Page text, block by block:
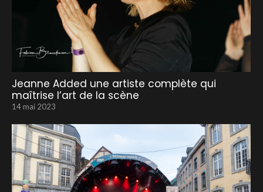
Jeanne Added une artiste complète qui
maîtrise l’art de la scène
14 mai 2023